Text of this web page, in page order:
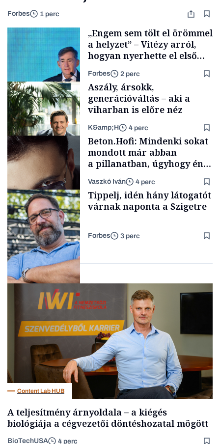
Forbes 1 perc
Elszámoltatás
„Engem sem tölt el örömmel
a helyzet” – Vitézy arról,
hogyan nyerhette el első
tenderét Mészárosék cége a
Tisza-kormány alatt
Forbes 2 perc
TÁMOGATÓI
TARTALOM
Aszály, ársokk,
generációváltás – aki a
viharban is előre néz
K&amp;H 4 perc
Forbes-sztori
Beton.Hofi: Mindenki sokat
mondott már abban
a pillanatban, úgyhogy én
a legsarkosabb
gondolataimat akartam
kimondani
Vaszkó Iván 4 perc
Tippelj, idén hány látogatót
várnak naponta a Szigetre
Forbes 3 perc
Content Lab HUB
A teljesítmény árnyoldala – a kiégés
biológiája a cégvezetői döntéshozatal mögött
BioTechUSA 4 perc